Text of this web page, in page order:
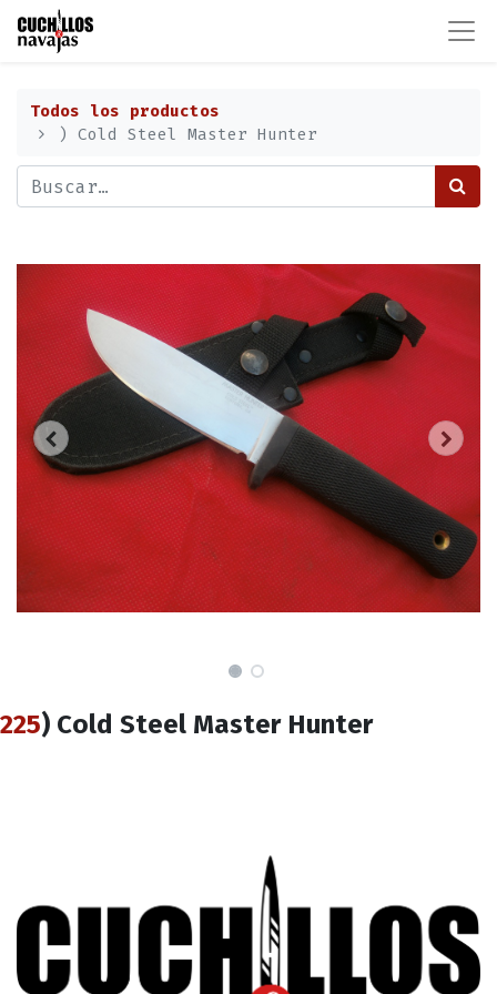
Todos los productos
) Cold Steel Master Hunter
225) Cold Steel Master Hunter